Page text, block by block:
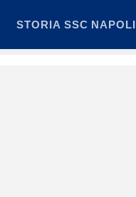
STORIA SSC NAPOLI